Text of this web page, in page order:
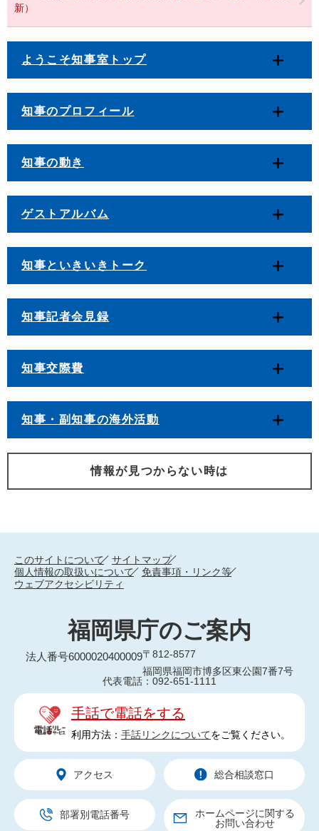
新）
ようこそ知事室トップ
知事のプロフィール
知事の動き
ゲストアルバム
知事といきいきトーク
知事記者会見録
知事交際費
知事・副知事の海外活動
情報が見つからない時は
このサイトについて
サイトマップ
個人情報の取扱いについて
免責事項・リンク等
ウェブアクセシビリティ
福岡県庁のご案内
法人番号6000020400009〒812-8577
福岡県福岡市博多区東公園7番7号
代表電話：092-651-1111
手話で電話をする
利用方法： 手話リンクについてをご覧ください。
アクセス 総合相談窓口
部署別電話番号
ホームページに関する
お問い合わせ